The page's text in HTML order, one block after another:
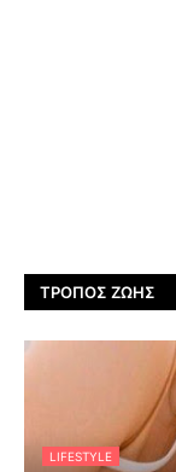
ΤΡΌΠΟΣ ΖΩΉΣ
LIFESTYLE